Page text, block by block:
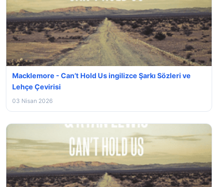
Macklemore - Can’t Hold Us ingilizce Şarkı Sözleri ve
Lehçe Çevirisi
03 Nisan 2026